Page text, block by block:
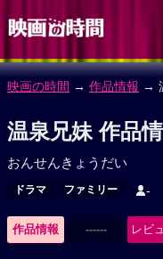
映画の時間 → 作品情報 →
温泉兄妹 作品
おんせんきょうだい
ドラマ ファミリー -
作品情報 ------ レビ